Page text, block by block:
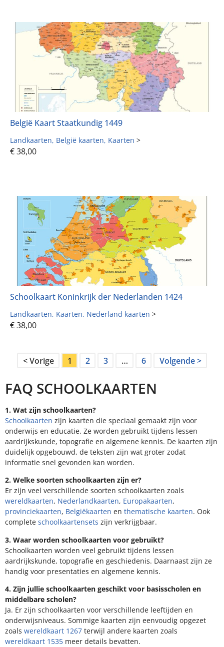
België Kaart Staatkundig 1449
Landkaarten België kaarten Kaarten >
€38,00
Schoolkaart Koninkrijk der Nederlanden 1424
Landkaarten Kaarten Nederland kaarten >
€38,00
< Vorige 1 2 3 … 6 Volgende >
FAQ SCHOOLKAARTEN
1. Wat zijn schoolkaarten?
Schoolkaarten zijn kaarten die speciaal gemaakt zijn voor
onderwijs en educatie. Ze worden gebruikt tijdens lessen
aardrijkskunde, topografie en algemene kennis. De kaarten zijn
duidelijk opgebouwd, de teksten zijn wat groter zodat
informatie snel gevonden kan worden.
2. Welke soorten schoolkaarten zijn er?
Er zijn veel verschillende soorten schoolkaarten zoals
wereldkaarten, Nederlandkaarten, Europakaarten,
provinciekaarten, Belgiëkaarten en thematische kaarten. Ook
complete schoolkaartensets zijn verkrijgbaar.
3. Waar worden schoolkaarten voor gebruikt?
Schoolkaarten worden veel gebruikt tijdens lessen
aardrijkskunde, topografie en geschiedenis. Daarnaast zijn ze
handig voor presentaties en algemene kennis.
4. Zijn jullie schoolkaarten geschikt voor basisscholen en
middelbare scholen?
Ja. Er zijn schoolkaarten voor verschillende leeftijden en
onderwijsniveaus. Sommige kaarten zijn eenvoudig opgezet
zoals wereldkaart 1267 terwijl andere kaarten zoals
wereldkaart 1535 meer details bevatten.